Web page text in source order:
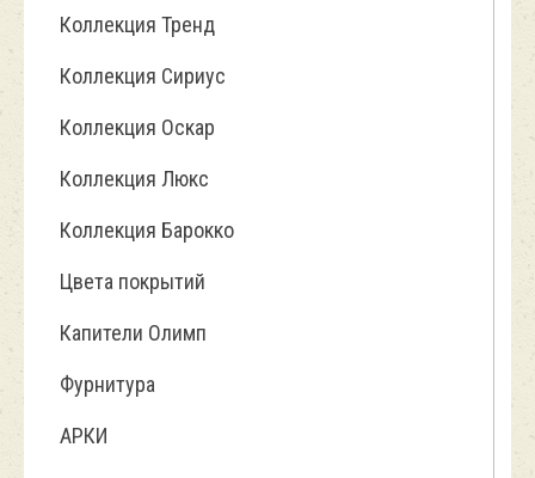
Коллекция Тренд
Коллекция Сириус
Коллекция Оскар
Коллекция Люкс
Коллекция Барокко
Цвета покрытий
Капители Олимп
Фурнитура
АРКИ